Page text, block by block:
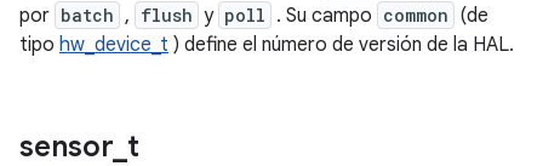
por batch , flush y poll . Su campo common (de
tipo hw_device_t ) define el número de versión de la HAL.
sensor t